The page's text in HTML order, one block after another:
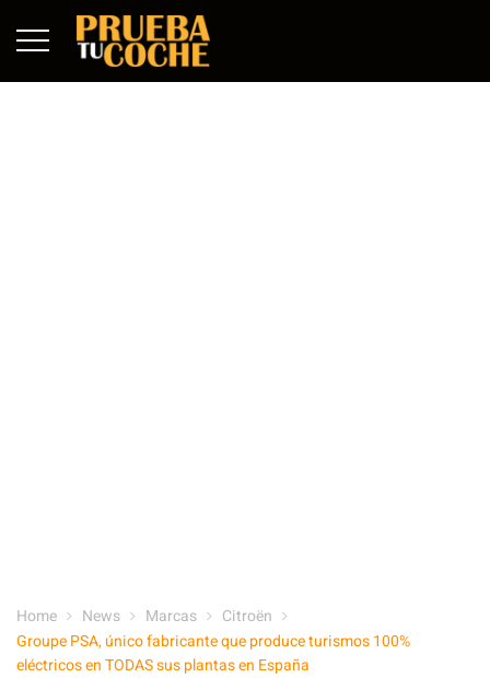
Home News Marcas
Citroën
Groupe PSA, único fabricante que produce turismos 100%
eléctricos en TODAS sus plantas en España